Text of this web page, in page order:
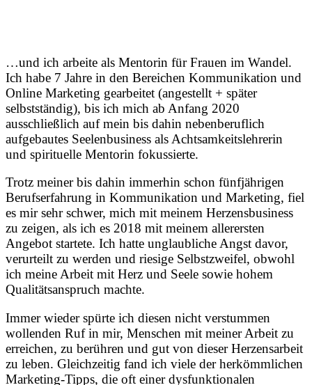
…und ich arbeite als Mentorin für Frauen im Wandel.
Ich habe 7 Jahre in den Bereichen Kommunikation und
Online Marketing gearbeitet (angestellt + später
selbstständig), bis ich mich ab Anfang 2020
ausschließlich auf mein bis dahin nebenberuflich
aufgebautes Seelenbusiness als Achtsamkeitslehrerin
und spirituelle Mentorin fokussierte.
Trotz meiner bis dahin immerhin schon fünfjährigen
Berufserfahrung in Kommunikation und Marketing, fiel
es mir sehr schwer, mich mit meinem Herzensbusiness
zu zeigen, als ich es 2018 mit meinem allerersten
Angebot startete. Ich hatte unglaubliche Angst davor,
verurteilt zu werden und riesige Selbstzweifel, obwohl
ich meine Arbeit mit Herz und Seele sowie hohem
Qualitätsanspruch machte.
Immer wieder spürte ich diesen nicht verstummen
wollenden Ruf in mir, Menschen mit meiner Arbeit zu
erreichen, zu berühren und gut von dieser Herzensarbeit
zu leben. Gleichzeitig fand ich viele der herkömmlichen
Marketing-Tipps, die oft einer dysfunktionalen